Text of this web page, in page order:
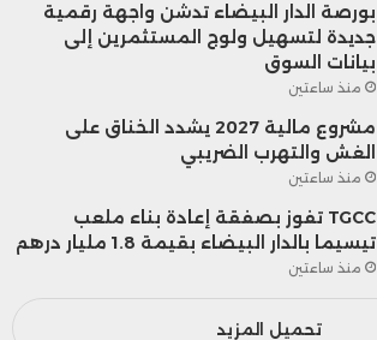
بورصة الدار البيضاء تدشن واجهة رقمية
جديدة لتسهيل ولوج المستثمرين إلى
بيانات السوق
منذ ساعتين
مشروع مالية 2027 يشدد الخناق على
الغش والتهرب الضريبي
منذ ساعتين
TGCC تفوز بصفقة إعادة بناء ملعب
تيسيما بالدار البيضاء بقيمة 1.8 مليار درهم
منذ ساعتين
تحميل المزيد